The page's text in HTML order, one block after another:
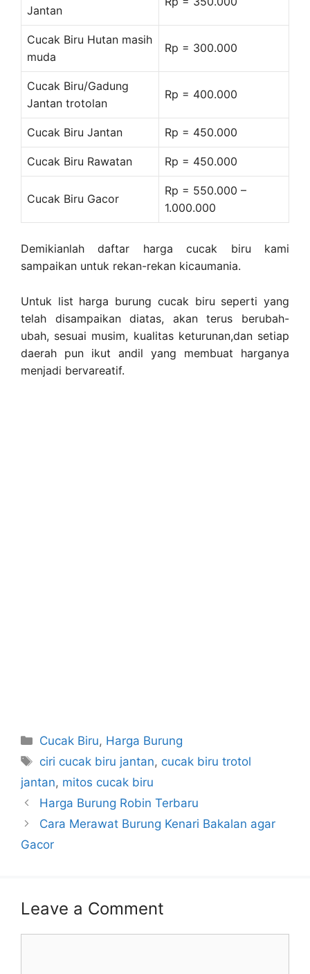
Jantan
Cucak Biru Hutan masih
muda
Rp = 300.000
Cucak Biru/Gadung
Jantan trotolan
Rp = 400.000
Cucak Biru Jantan Rp = 450.000
Cucak Biru Rawatan Rp = 450.000
Cucak Biru Gacor
Rp = 550.000 –
1.000.000
Demikianlah daftar harga cucak biru kami
sampaikan untuk rekan-rekan kicaumania.
Untuk list harga burung cucak biru seperti yang
telah disampaikan diatas, akan terus berubah-
ubah, sesuai musim, kualitas keturunan,dan setiap
daerah pun ikut andil yang membuat harganya
menjadi bervareatif.
Categories
Cucak Biru, Harga Burung
Tags
ciri cucak biru jantan, cucak biru trotol
jantan, mitos cucak biru
Harga Burung Robin Terbaru
Cara Merawat Burung Kenari Bakalan agar
Gacor
Leave a Comment